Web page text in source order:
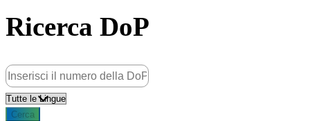
Ricerca DoP
Lingua
Cerca